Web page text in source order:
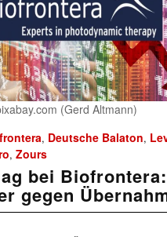
(Gerd Altmann)
, Deutsche Balaton,
, Zours
bei
gegen